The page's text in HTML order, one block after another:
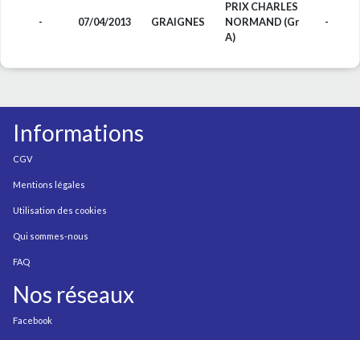
- 07/04/2013 GRAIGNES
PRIX CHARLES
NORMAND (Gr
A)
-
Informations
CGV
Mentions légales
Utilisation des cookies
Qui sommes-nous
FAQ
Nos réseaux
Facebook